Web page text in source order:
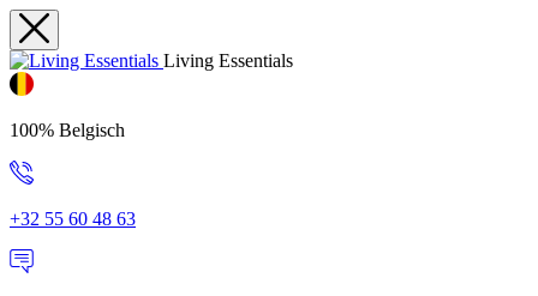
Living Essentials
100% Belgisch
+32 55 60 48 63